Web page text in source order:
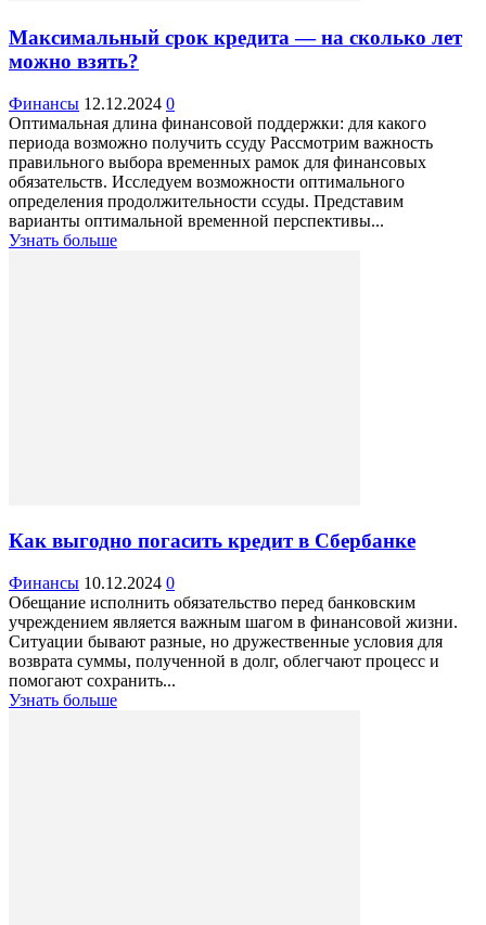
Максимальный срок кредита — на сколько лет
можно взять?
Финансы 12.12.2024 0
Оптимальная длина финансовой поддержки: для какого
периода возможно получить ссуду Рассмотрим важность
правильного выбора временных рамок для финансовых
обязательств. Исследуем возможности оптимального
определения продолжительности ссуды. Представим
варианты оптимальной временной перспективы...
Узнать больше
Как выгодно погасить кредит в Сбербанке
Финансы 10.12.2024 0
Обещание исполнить обязательство перед банковским
учреждением является важным шагом в финансовой жизни.
Ситуации бывают разные, но дружественные условия для
возврата суммы, полученной в долг, облегчают процесс и
помогают сохранить...
Узнать больше